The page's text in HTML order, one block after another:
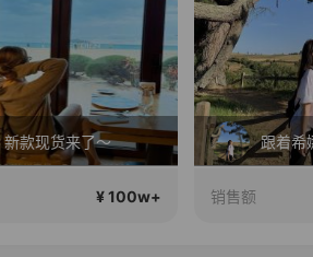
跟着希娜一起变美丽呀
¥ 100w+ 销售额